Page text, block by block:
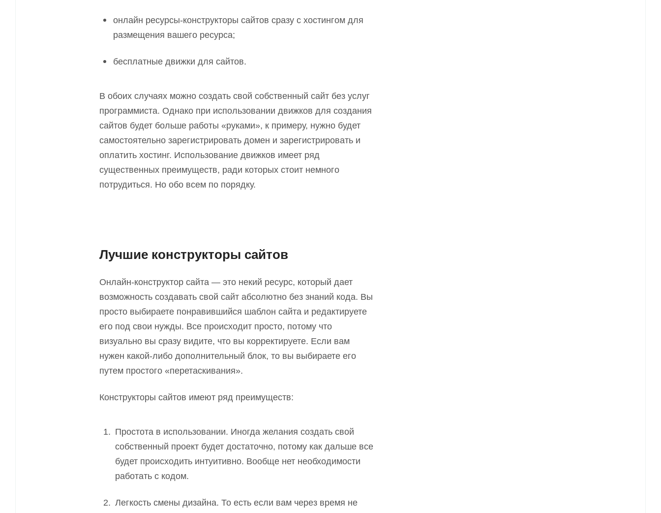
онлайн ресурсы-конструкторы сайтов сразу с хостингом для
размещения вашего ресурса;
бесплатные движки для сайтов.
В обоих случаях можно создать свой собственный сайт без услуг
программиста. Однако при использовании движков для создания
сайтов будет больше работы «руками», к примеру, нужно будет
самостоятельно зарегистрировать домен и зарегистрировать и
оплатить хостинг. Использование движков имеет ряд
существенных преимуществ, ради которых стоит немного
потрудиться. Но обо всем по порядку.
Лучшие конструкторы сайтов
Онлайн-конструктор сайта — это некий ресурс, который дает
возможность создавать свой сайт абсолютно без знаний кода. Вы
просто выбираете понравившийся шаблон сайта и редактируете
его под свои нужды. Все происходит просто, потому что
визуально вы сразу видите, что вы корректируете. Если вам
нужен какой-либо дополнительный блок, то вы выбираете его
путем простого «перетаскивания».
Конструкторы сайтов имеют ряд преимуществ:
Простота в использовании. Иногда желания создать свой
собственный проект будет достаточно, потому как дальше все
будет происходить интуитивно. Вообще нет необходимости
работать с кодом.
Легкость смены дизайна. То есть если вам через время не